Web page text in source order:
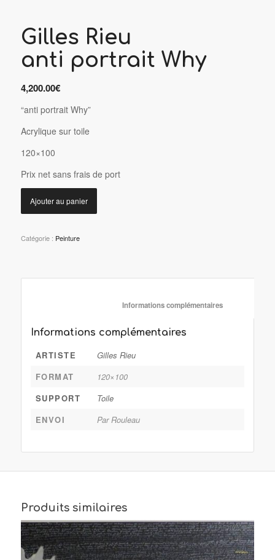
Gilles Rieu
anti portrait Why
4,200.00€
“anti portrait Why”
Acrylique sur toile
120×100
Prix net sans frais de port
Ajouter au panier
Catégorie : Peinture
Informations
Informations complémentaires
ARTISTE
Gilles Rieu
FORMAT
120×100
SUPPORT
Toile
ENVOI
Par Rouleau
Produits similaires